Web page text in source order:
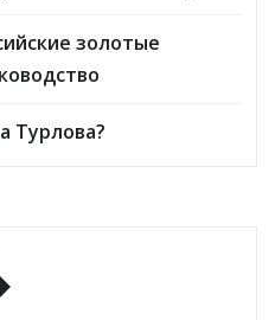
золотые
Турлова?